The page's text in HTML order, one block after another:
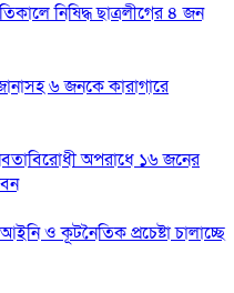
নিষিদ্ধ ছাত্রলীগের ৪ জন
৬ জনকে কারাগারে
অপরাধে ১৬ জনের
ও কূটনৈতিক প্রচেষ্টা চালাচ্ছে